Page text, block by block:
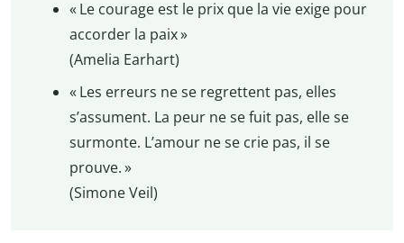
« Le courage est le prix que la vie exige pour
accorder la paix »
(Amelia Earhart)
« Les erreurs ne se regrettent pas, elles
s’assument. La peur ne se fuit pas, elle se
surmonte. L’amour ne se crie pas, il se
prouve. »
(Simone Veil)